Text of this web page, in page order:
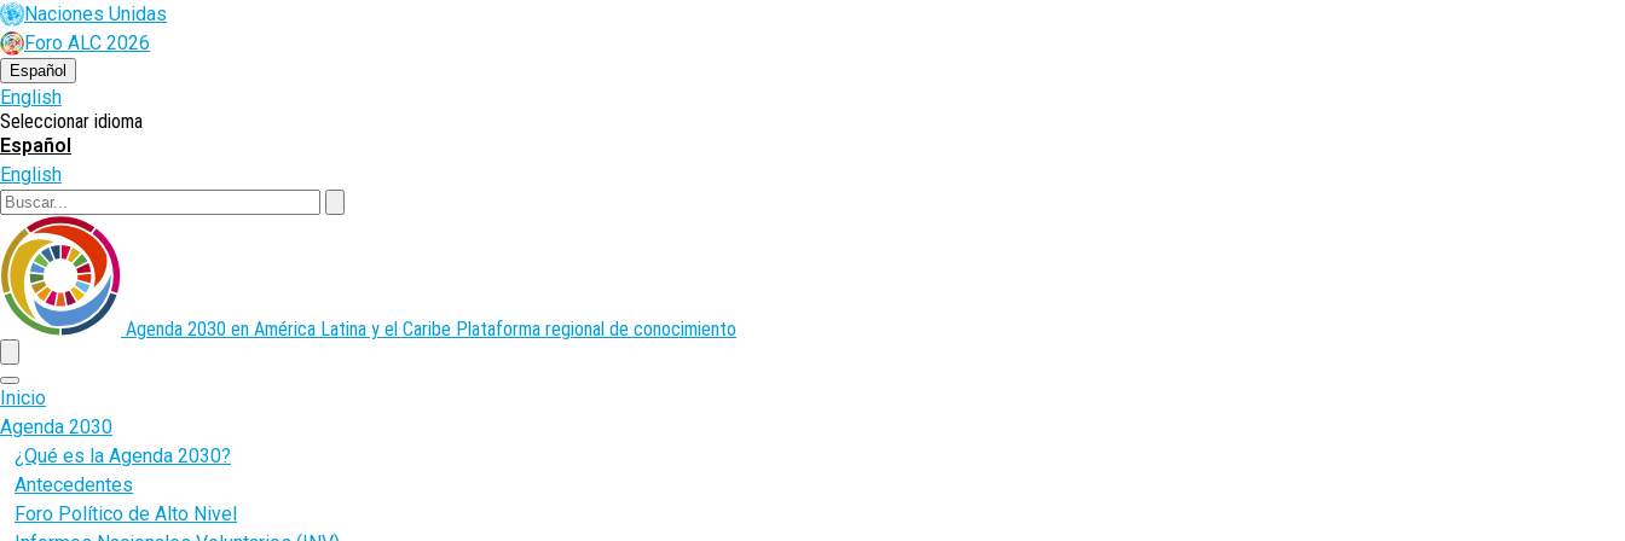
Pasar
al
contenido
principal
Naciones Unidas
Foro ALC 2026
Español
English
Seleccionar idioma
Español
English
Agenda 2030 en América Latina y el Caribe Plataforma regional de conocimiento
menu
Inicio
Agenda 2030
¿Qué es la Agenda 2030?
Antecedentes
Foro Político de Alto Nivel